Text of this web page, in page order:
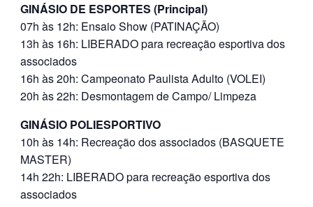
GINÁSIO DE ESPORTES (Principal)
07h às 12h: Ensaio Show (PATINAÇÃO)
13h às 16h: LIBERADO para recreação esportiva dos
associados
16h às 20h: Campeonato Paulista Adulto (VOLEI)
20h às 22h: Desmontagem de Campo/ Limpeza
GINÁSIO POLIESPORTIVO
10h às 14h: Recreação dos associados (BASQUETE
MASTER)
14h 22h: LIBERADO para recreação esportiva dos
associados